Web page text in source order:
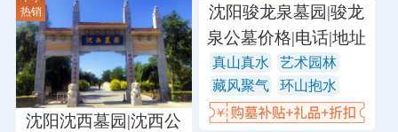
热销
沈阳沈西墓园|沈西公
沈阳骏龙泉墓园|骏龙
泉公墓价格|电话|地址
真山真水
艺术园林
藏风聚气
环山抱水